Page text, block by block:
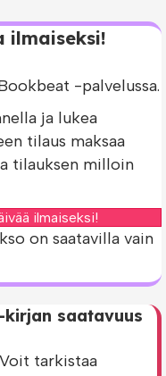
ilmaiseksi!
-palvelussa.
ja lukea
tilaus maksaa
tilauksen milloin
ilmaiseksi!
on saatavilla vain
saatavuus
tarkistaa